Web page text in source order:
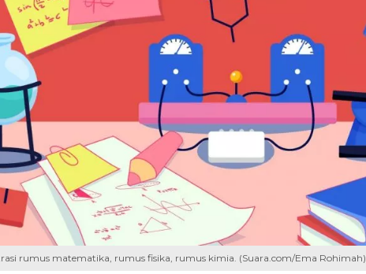
rumus matematika, rumus fisika, rumus kimia. (Suara.com/Ema Rohimah)